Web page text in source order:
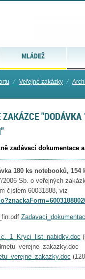
MLÁDEŽ
⁄ Veřejné zakázky ⁄
zadávací dokumentace
180 ks notebooků,
Sb. o veřejných
číslem 60031888, viz
(
(